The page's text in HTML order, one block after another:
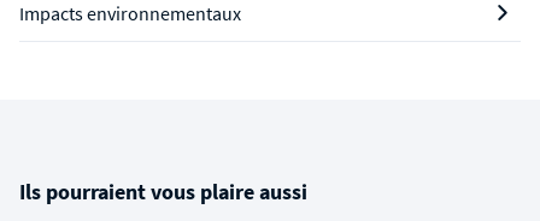
Impacts environnementaux
Ils pourraient vous plaire aussi